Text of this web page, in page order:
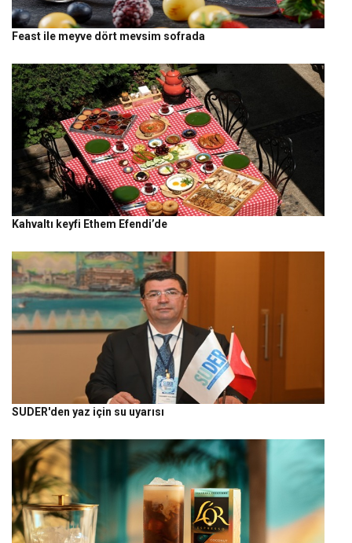
Feast ile meyve dört mevsim sofrada
Kahvaltı keyfi Ethem Efendi’de
SUDER'den yaz için su uyarısı